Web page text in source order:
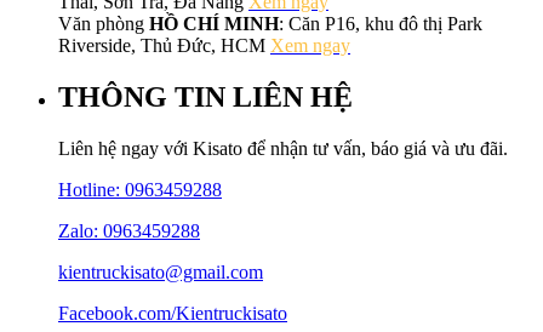
Văn phòng HỒ CHÍ MINH: Căn P16, khu đô thị Park
Riverside, Thủ Đức, HCM Xem ngay
THÔNG TIN LIÊN HỆ
Liên hệ ngay với Kisato để nhận tư vấn, báo giá và ưu đãi.
Hotline: 0963459288
Zalo: 0963459288
kientruckisato@gmail.com
Facebook.com/Kientruckisato